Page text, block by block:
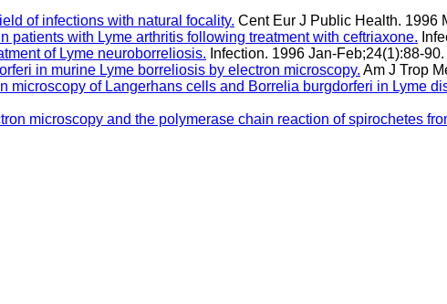
of infections with natural focality. Cent Eur J Public Health. 1996
patients with Lyme arthritis following treatment with ceftriaxone.
of Lyme neuroborreliosis. Infection. 1996 Jan-Feb;24(1):88-90.
in murine Lyme borreliosis by electron microscopy. Am J Trop
microscopy of Langerhans cells and Borrelia burgdorferi in Lyme
microscopy and the polymerase chain reaction of spirochetes